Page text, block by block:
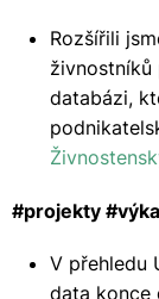
Rozšířili
živnostníků
databázi,
#projekty
V přehledu
data konce